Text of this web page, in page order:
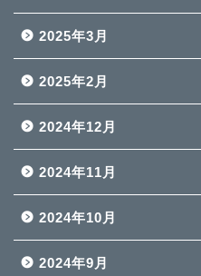
2025年3月
2025年2月
2024年12月
2024年11月
2024年10月
2024年9月